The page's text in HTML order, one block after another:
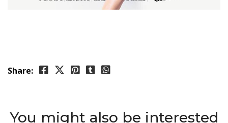
Share:
You might also be interested